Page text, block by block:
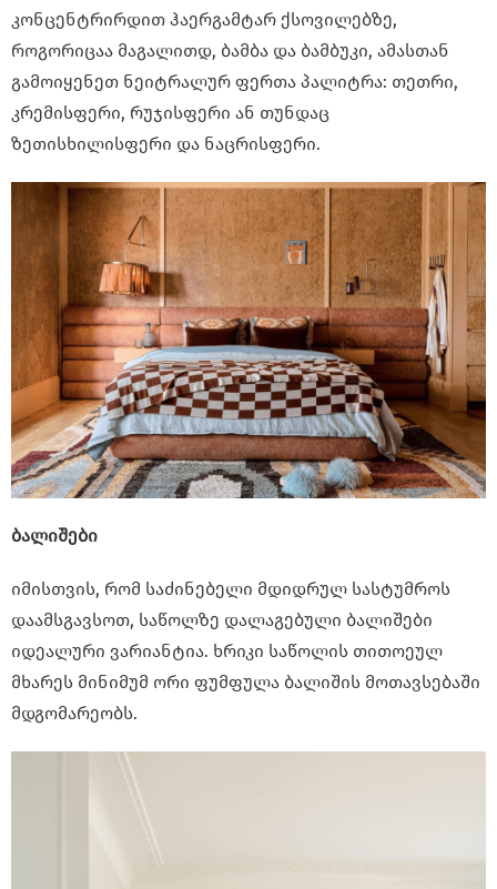
კონცენტრირდით ჰაერგამტარ ქსოვილებზე,
როგორიცაა მაგალითდ, ბამბა და ბამბუკი, ამასთან
გამოიყენეთ ნეიტრალურ ფერთა პალიტრა: თეთრი,
კრემისფერი, რუჯისფერი ან თუნდაც
ზეთისხილისფერი და ნაცრისფერი.
ბალიშები
იმისთვის, რომ საძინებელი მდიდრულ სასტუმროს
დაამსგავსოთ, საწოლზე დალაგებული ბალიშები
იდეალური ვარიანტია. ხრიკი საწოლის თითოეულ
მხარეს მინიმუმ ორი ფუმფულა ბალიშის მოთავსებაში
მდგომარეობს.